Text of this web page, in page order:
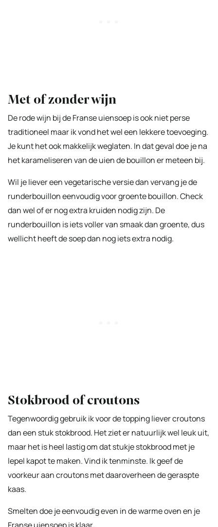
Met of zonder wijn
De rode wijn bij de Franse uiensoep is ook niet perse
traditioneel maar ik vond het wel een lekkere toevoeging.
Je kunt het ook makkelijk weglaten. In dat geval doe je na
het karameliseren van de uien de bouillon er meteen bij.
Wil je liever een vegetarische versie dan vervang je de
runderbouillon eenvoudig voor groente bouillon. Check
dan wel of er nog extra kruiden nodig zijn. De
runderbouillon is iets voller van smaak dan groente, dus
wellicht heeft de soep dan nog iets extra nodig.
Stokbrood of croutons
Tegenwoordig gebruik ik voor de topping liever croutons
dan een stuk stokbrood. Het ziet er natuurlijk wel leuk uit,
maar het is heel lastig om dat stukje stokbrood met je
lepel kapot te maken. Vind ik tenminste. Ik geef de
voorkeur aan croutons met daaroverheen de geraspte
kaas.
Smelten doe je eenvoudig even in de warme oven en je